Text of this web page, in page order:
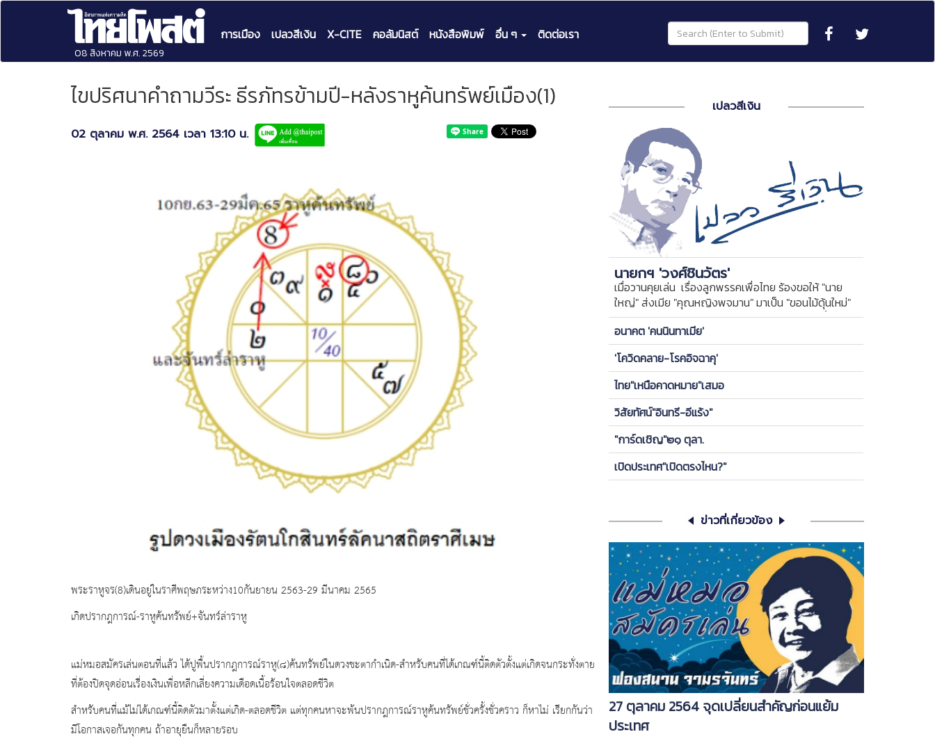
08 สิงหาคม พ.ศ. 2569
การเมือง เปลวสีเงิน X-CITE คอลัมนิสต์ หนังสือพิมพ์ อื่น ๆ ติดต่อเรา
ไขปริศนาคำถามวีระ ธีรภัทรข้ามปี-หลังราหูค้นทรัพย์เมือง(1)
02 ตุลาคม พ.ศ. 2564 เวลา 13:10 น.
พระราหูจร(8)เดินอยู่ในราศีพฤษภระหว่าง10กันยายน 2563-29 มีนาคม 2565
เกิดปรากฎการณ์-ราหูค้นทรัพย์+จันทร์ล่าราหู
แม่หมอสมัครเล่นตอนที่แล้ว ได้ปูพื้นปรากฎการณ์ราหู(๘)ค้นทรัพย์ในดวงชะตากำเนิด-สำหรับคนที่ได้เกณฑ์นี้ติดตัวตั้งแต่เกิดจนกระทั่งตาย
ที่ต้องปิดจุดอ่อนเรื่องเงินเพื่อหลีกเลี่ยงความเดือดเนื้อร้อนใจตลอดชีวิต
สำหรับคนที่แม้ไม่ได้เกณฑ์นี้ติดตัวมาตั้งแต่เกิด-ตลอดชีวิต แต่ทุกคนหาจะพ้นปรากฎการณ์ราหูค้นทรัพย์ชั่วครั้งชั่วคราว ก็หาไม่ เรียกกันว่า
มีโอกาสเจอกันทุกคน ถ้าอายุยืนก็หลายรอบ
เปลวสีเงิน
นายกฯ 'วงศ์ชินวัตร'
เมื่อวานคุยเล่น เรื่องลูกพรรคเพื่อไทย ร้องขอให้ "นาย
ใหญ่" ส่งเมีย "คุณหญิงพจมาน" มาเป็น "ขอนไม้ดุ้นใหม่"
ของพรรค ให้ลูกกบ-ลูกเขียดในพรรคได้เกาะ วันนี้ ขอคุย
ซีเครียดซักนิด
อนาคต 'คนนินทาเมีย'
'โควิดคลาย-โรคอิจฉาคุ'
ไทย"เหนือคาดหมาย"เสมอ
วิสัยทัศน์"อินทรี-อีแร้ง"
"การ์ดเชิญ"๒๑ ตุลา.
เปิดประเทศ"เปิดตรงไหน?"
ข่าวที่เกี่ยวข้อง
27 ตุลาคม 2564 จุดเปลี่ยนสำคัญก่อนแย้ม
ประเทศ